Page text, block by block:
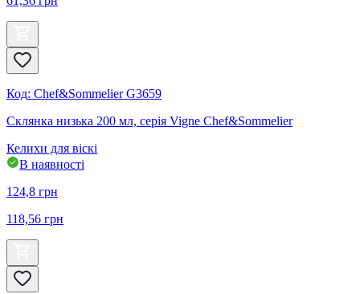
Код: Chef&Sommelier G3659
Склянка низька 200 мл, серія Vigne Chef&Sommelier
Келихи для віскі
В наявності
124,8 грн
118,56 грн